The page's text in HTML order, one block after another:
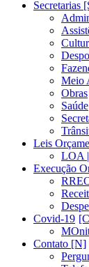
Secretarias
Meio
Obras
Saúde
Leis
LOA
Execução
Covid-19
Contato [N]